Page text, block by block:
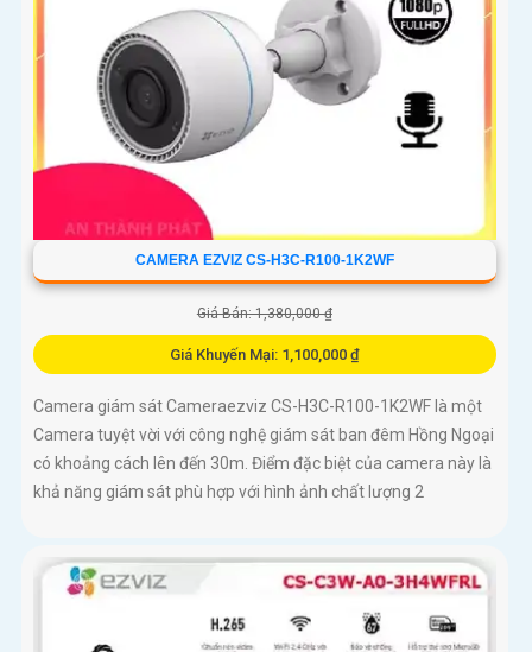
CAMERA EZVIZ CS-H3C-R100-1K2WF
Giá Bán: 1,380,000 ₫
Giá Khuyến Mại: 1,100,000 ₫
Camera giám sát Cameraezviz CS-H3C-R100-1K2WF là một
Camera tuyệt vời với công nghệ giám sát ban đêm Hồng Ngoại
có khoảng cách lên đến 30m. Điểm đặc biệt của camera này là
khả năng giám sát phù hợp với hình ảnh chất lượng 2